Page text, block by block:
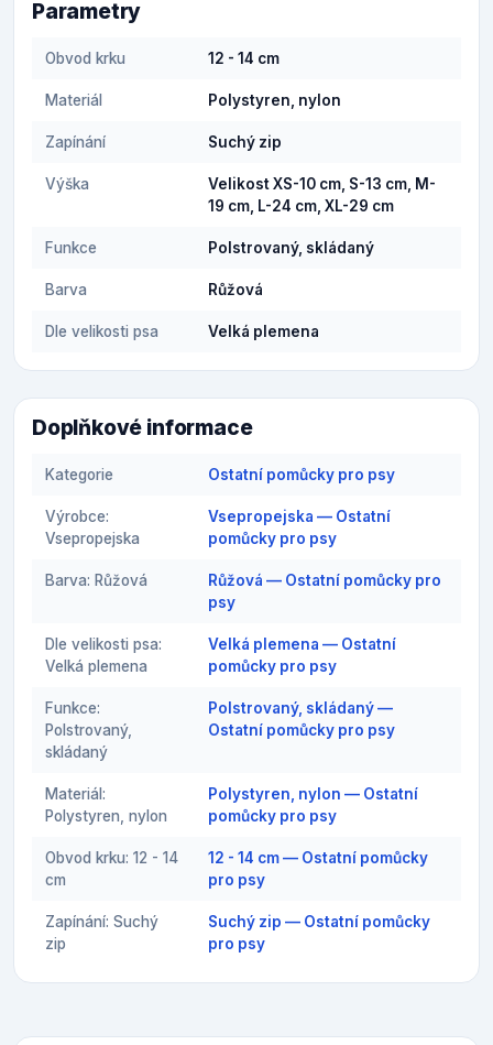
Parametry
Obvod krku 12 - 14 cm
Materiál Polystyren, nylon
Zapínání Suchý zip
Výška
Velikost XS-10 cm, S-13 cm, M-
19 cm, L-24 cm, XL-29 cm
Funkce Polstrovaný, skládaný
Barva Růžová
Dle velikosti psa Velká plemena
Doplňkové informace
Kategorie Ostatní pomůcky pro psy
Výrobce:
Vsepropejska
Vsepropejska — Ostatní
pomůcky pro psy
Barva: Růžová
Růžová — Ostatní pomůcky pro
psy
Dle velikosti psa:
Velká plemena
Velká plemena — Ostatní
pomůcky pro psy
Funkce:
Polstrovaný,
skládaný
Polstrovaný, skládaný —
Ostatní pomůcky pro psy
Materiál:
Polystyren, nylon
Polystyren, nylon — Ostatní
pomůcky pro psy
Obvod krku: 12 - 14
cm
12 - 14 cm — Ostatní pomůcky
pro psy
Zapínání: Suchý
zip
Suchý zip — Ostatní pomůcky
pro psy